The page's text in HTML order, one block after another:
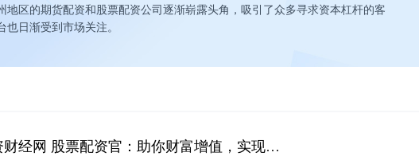
区的期货配资和股票配资公司逐渐崭露头角，吸引了众多寻求资本杠杆的客
日渐受到市场关注。
股票配资财经网 股票配资官：助你财富增值，实现投资梦想